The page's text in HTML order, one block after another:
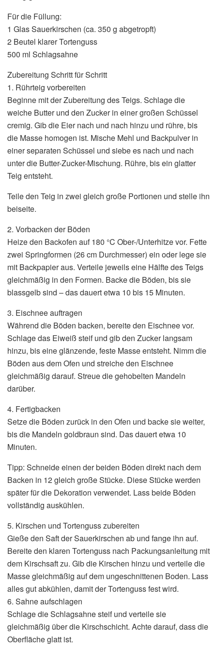
Für die Füllung:
1 Glas Sauerkirschen (ca. 350 g abgetropft)
2 Beutel klarer Tortenguss
500 ml Schlagsahne
Zubereitung Schritt für Schritt
1. Rührteig vorbereiten
Beginne mit der Zubereitung des Teigs. Schlage die
weiche Butter und den Zucker in einer großen Schüssel
cremig. Gib die Eier nach und nach hinzu und rühre, bis
die Masse homogen ist. Mische Mehl und Backpulver in
einer separaten Schüssel und siebe es nach und nach
unter die Butter-Zucker-Mischung. Rühre, bis ein glatter
Teig entsteht.
Teile den Teig in zwei gleich große Portionen und stelle ihn
beiseite.
2. Vorbacken der Böden
Heize den Backofen auf 180 °C Ober-/Unterhitze vor. Fette
zwei Springformen (26 cm Durchmesser) ein oder lege sie
mit Backpapier aus. Verteile jeweils eine Hälfte des Teigs
gleichmäßig in den Formen. Backe die Böden, bis sie
blassgelb sind – das dauert etwa 10 bis 15 Minuten.
3. Eischnee auftragen
Während die Böden backen, bereite den Eischnee vor.
Schlage das Eiweiß steif und gib den Zucker langsam
hinzu, bis eine glänzende, feste Masse entsteht. Nimm die
Böden aus dem Ofen und streiche den Eischnee
gleichmäßig darauf. Streue die gehobelten Mandeln
darüber.
4. Fertigbacken
Setze die Böden zurück in den Ofen und backe sie weiter,
bis die Mandeln goldbraun sind. Das dauert etwa 10
Minuten.
Tipp: Schneide einen der beiden Böden direkt nach dem
Backen in 12 gleich große Stücke. Diese Stücke werden
später für die Dekoration verwendet. Lass beide Böden
vollständig auskühlen.
5. Kirschen und Tortenguss zubereiten
Gieße den Saft der Sauerkirschen ab und fange ihn auf.
Bereite den klaren Tortenguss nach Packungsanleitung mit
dem Kirschsaft zu. Gib die Kirschen hinzu und verteile die
Masse gleichmäßig auf dem ungeschnittenen Boden. Lass
alles gut abkühlen, damit der Tortenguss fest wird.
6. Sahne aufschlagen
Schlage die Schlagsahne steif und verteile sie
gleichmäßig über die Kirschschicht. Achte darauf, dass die
Oberfläche glatt ist.